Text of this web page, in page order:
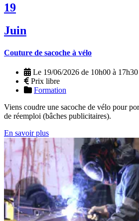
19
Juin
Couture de sacoche à vélo
Le 19/06/2026 de 10h00 à 17h30
Prix libre
Formation
Viens coudre une sacoche de vélo pour
de réemploi (bâches publicitaires).
En savoir plus